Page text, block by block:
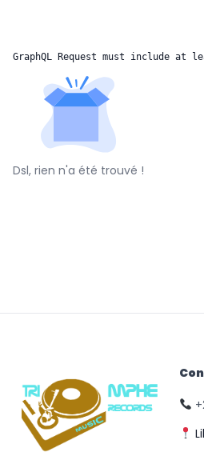
GraphQL Request must include
Dsl, rien n'a été trouvé !